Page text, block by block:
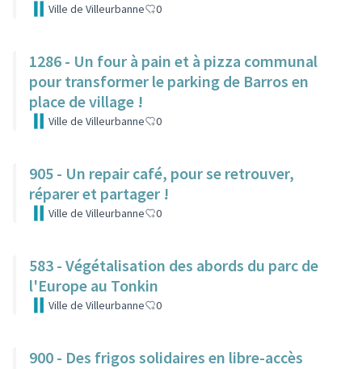
Ville de Villeurbanne 0
1286 - Un four à pain et à pizza communal
pour transformer le parking de Barros en
place de village !
Ville de Villeurbanne 0
905 - Un repair café, pour se retrouver,
réparer et partager !
Ville de Villeurbanne 0
583 - Végétalisation des abords du parc de
l'Europe au Tonkin
Ville de Villeurbanne 0
900 - Des frigos solidaires en libre-accès